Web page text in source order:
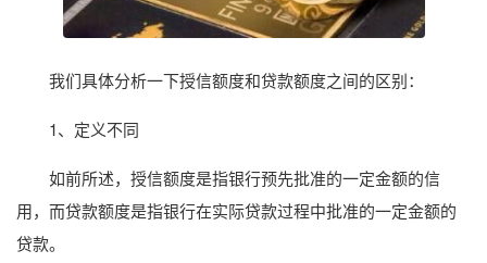
我们具体分析一下授信额度和贷款额度之间的区别：
1、定义不同
如前所述，授信额度是指银行预先批准的一定金额的信
用，而贷款额度是指银行在实际贷款过程中批准的一定金额的
贷款。